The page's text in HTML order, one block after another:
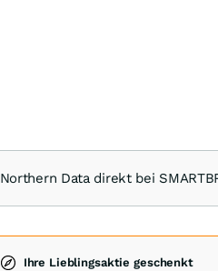
Northern Data direkt bei
Ihre Lieblingsaktie geschenkt